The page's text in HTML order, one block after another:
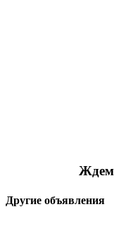
Ждем
Другие объявления